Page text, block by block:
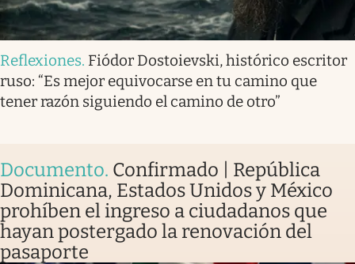
Reflexiones. Fiódor Dostoievski, histórico escritor
ruso: “Es mejor equivocarse en tu camino que
tener razón siguiendo el camino de otro”
Documento. Confirmado | República
Dominicana, Estados Unidos y México
prohíben el ingreso a ciudadanos que
hayan postergado la renovación del
pasaporte